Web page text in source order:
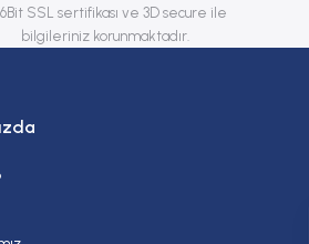
SSL sertifikası ve 3D secure ile
bilgileriniz korunmaktadır.